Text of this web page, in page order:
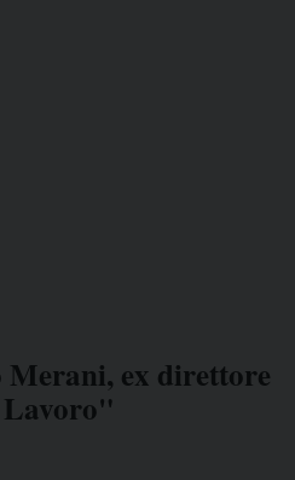
ex direttore